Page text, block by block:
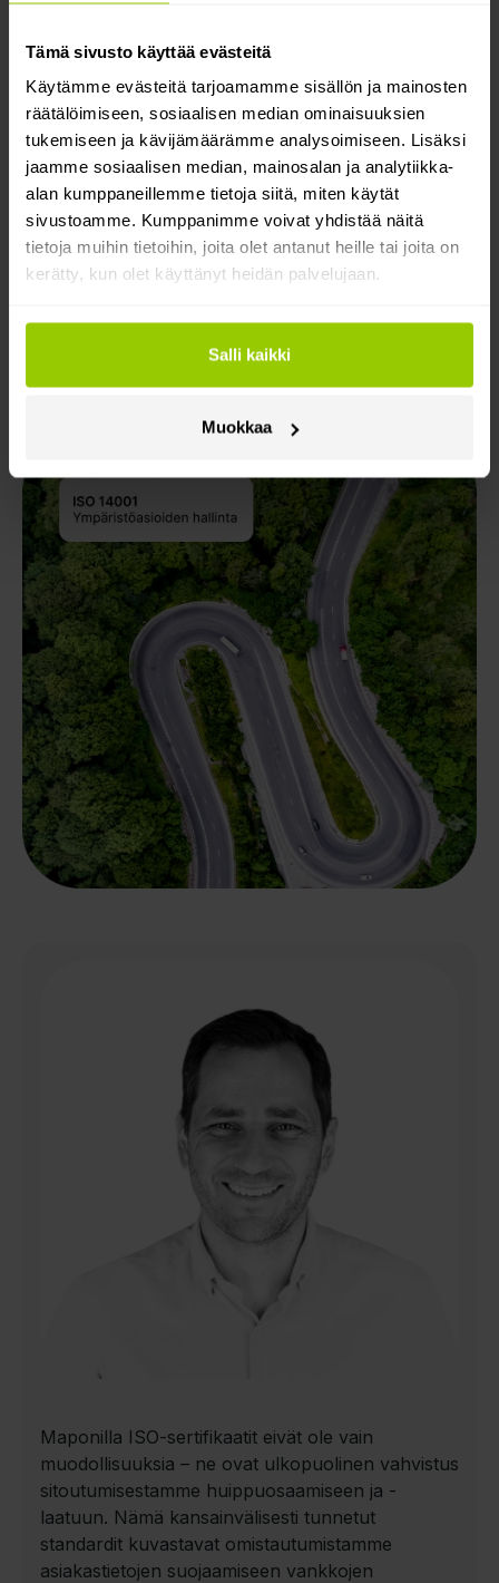
Tämä sivusto käyttää evästeitä
Käytämme evästeitä tarjoamamme sisällön ja mainosten
räätälöimiseen, sosiaalisen median ominaisuuksien
tukemiseen ja kävijämäärämme analysoimiseen. Lisäksi
jaamme sosiaalisen median, mainosalan ja analytiikka-
alan kumppaneillemme tietoja siitä, miten käytät
sivustoamme. Kumppanimme voivat yhdistää näitä
tietoja muihin tietoihin, joita olet antanut heille tai joita on
kerätty, kun olet käyttänyt heidän palvelujaan.
Salli kaikki
Muokkaa
Ratkaisujamme kehittäessämme otamme
huomioon ympäristövaikutukset ja
hiilijalanjälkemme. Suhtaudumme
ympäristöasioiden johtamiseen
proaktiivisesti ja tavoitteenamme on
vähentää jätettä ja säästää energiaa.
ISO 14001-sertifikaatti kattaa Mapon
toimipisteet toimivat saman käytännön
Maponilla ISO-sertifikaatit eivät ole vain
muodollisuuksia – ne ovat ulkopuolinen vahvistus
sitoutumisestamme huippuosaamiseen ja -
laatuun. Nämä kansainvälisesti tunnetut
standardit kuvastavat omistautumistamme
asiakastietojen suojaamiseen vankkojen